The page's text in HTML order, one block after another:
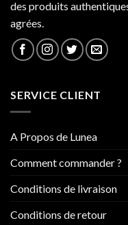
des produits
agrées.
SERVICE CLIENT
A Propos de Lunea
Comment commander ?
Conditions de livraison
Conditions de retour